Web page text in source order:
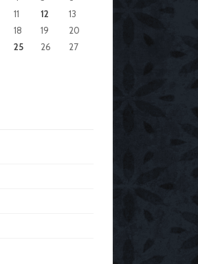
11 12
13
18 19
20
25 26
27